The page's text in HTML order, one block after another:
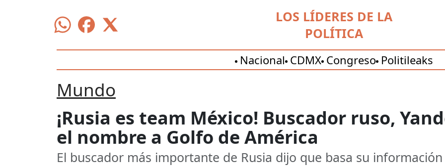
LOS LÍDERES DE LA
POLÍTICA
Nacional CDMX Congreso Politileaks
Mundo
¡Rusia es team México! Buscador ruso,
el nombre a Golfo de América
El buscador más importante de Rusia dijo que basa su